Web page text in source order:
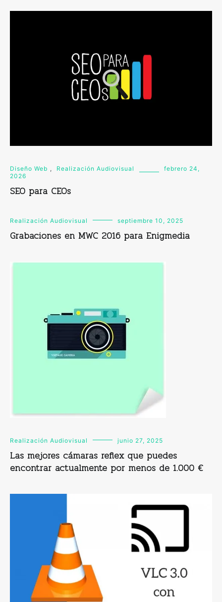
Diseño Web , Realización Audiovisual
febrero 24,
2026
SEO para CEOs
Realización Audiovisual septiembre 10, 2025
Grabaciones en MWC 2016 para Enigmedia
Realización Audiovisual junio 27, 2025
Las mejores cámaras reflex que puedes
encontrar actualmente por menos de 1.000 €